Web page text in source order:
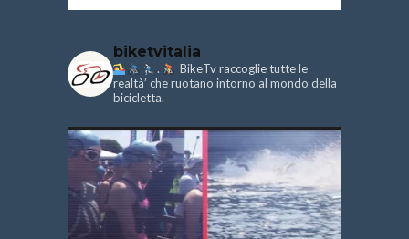
biketvitalia
.
BikeTv raccoglie tutte le
realtà’ che ruotano intorno al mondo della
bicicletta.